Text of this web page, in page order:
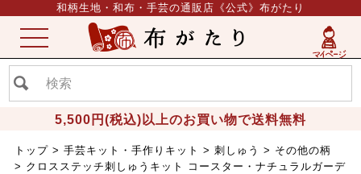
和柄生地・和布・手芸の通販店《公式》布がたり
5,500円(税込)以上のお買い物で送料無料
ME
NU
トップ 手芸キット・手作りキット 刺しゅう
その他の柄
クロスステッチ刺しゅうキット コースター・ナチュラルガーデ